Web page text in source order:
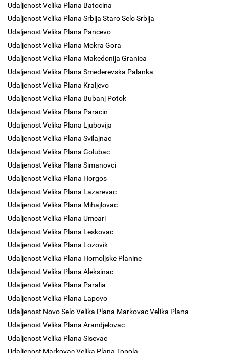
Udaljenost Velika Plana Batocina
Udaljenost Velika Plana Srbija Staro Selo Srbija
Udaljenost Velika Plana Pancevo
Udaljenost Velika Plana Mokra Gora
Udaljenost Velika Plana Makedonija Granica
Udaljenost Velika Plana Smederevska Palanka
Udaljenost Velika Plana Kraljevo
Udaljenost Velika Plana Bubanj Potok
Udaljenost Velika Plana Paracin
Udaljenost Velika Plana Ljubovija
Udaljenost Velika Plana Svilajnac
Udaljenost Velika Plana Golubac
Udaljenost Velika Plana Simanovci
Udaljenost Velika Plana Horgos
Udaljenost Velika Plana Lazarevac
Udaljenost Velika Plana Mihajlovac
Udaljenost Velika Plana Umcari
Udaljenost Velika Plana Leskovac
Udaljenost Velika Plana Lozovik
Udaljenost Velika Plana Homoljske Planine
Udaljenost Velika Plana Aleksinac
Udaljenost Velika Plana Paralia
Udaljenost Velika Plana Lapovo
Udaljenost Novo Selo Velika Plana Markovac Velika Plana
Udaljenost Velika Plana Arandjelovac
Udaljenost Velika Plana Sisevac